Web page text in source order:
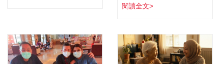
閱讀全文>